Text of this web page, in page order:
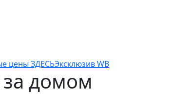
цены ЗДЕСЬЭксклюзив WB
за домом